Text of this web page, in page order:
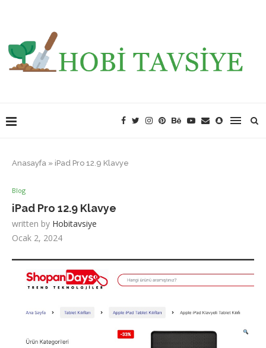
Anasayfa » iPad Pro 12.9 Klavye
Blog
iPad Pro 12.9 Klavye
written by Hobitavsiye
Ocak 2, 2024